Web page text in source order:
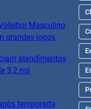
Masculino
grandes jogos
atendimentos
3,2 mil
temporada